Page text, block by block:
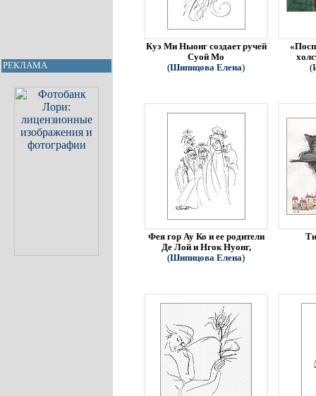
РЕКЛАМА
Куэ Ми Ныонг создает ручей
Суой Мо
(Шипицова Елена)
(
Фея гор Ау Ко и ее родители
Де Лой и Нгок Нуонг,
(Шипицова Елена)